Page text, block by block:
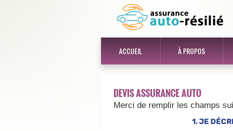
ACCUEIL À PROPOS
DEVIS ASSURANCE AUTO
Merci de remplir les champs